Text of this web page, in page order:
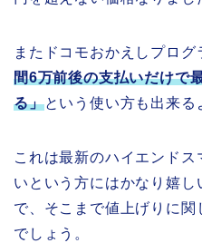
またドコモおかえしプログ
間6万前後の支払いだけで
る」という使い方も出来る
これは最新のハイエンド
いという方にはかなり嬉
で、そこまで値上げりに
でしょう。